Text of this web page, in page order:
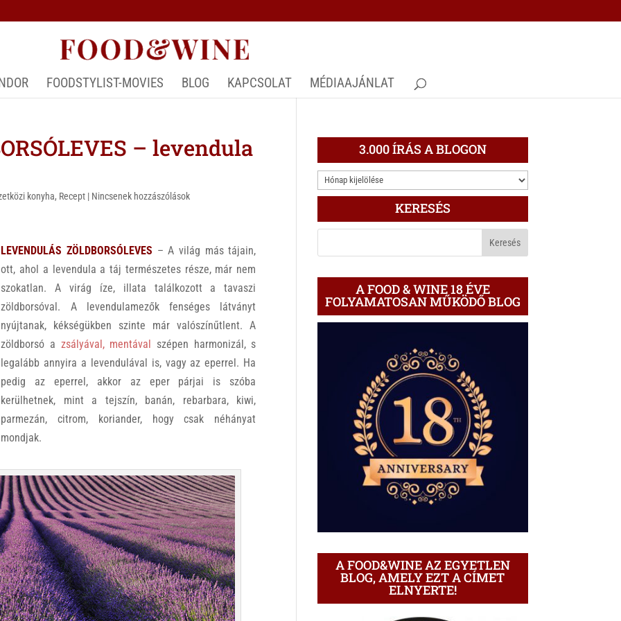
FOODSTYLIST-MOVIES BLOG KAPCSOLAT MÉDIAAJÁNLAT
– levendula
konyha, Recept | Nincsenek hozzászólások
LEVENDULÁS ZÖLDBORSÓLEVES – A világ más tájain,
ott, ahol a levendula a táj természetes része, már nem
szokatlan. A virág íze, illata találkozott a tavaszi
zöldborsóval. A levendulamezők fenséges látványt
nyújtanak, kékségükben szinte már valószínűtlent. A
zöldborsó a zsályával, mentával szépen harmonizál, s
legalább annyira a levendulával is, vagy az eperrel. Ha
pedig az eperrel, akkor az eper párjai is szóba
kerülhetnek, mint a tejszín, banán, rebarbara, kiwi,
parmezán, citrom, koriander, hogy csak néhányat
mondjak.
3.000 ÍRÁS A BLOGON
3.000
ÍRÁS
BLOGON
KERESÉS
A FOOD & WINE 18 ÉVE
FOLYAMATOSAN MŰKÖDŐ BLOG
A FOOD&WINE AZ EGYETLEN
BLOG, AMELY EZT A CÍMET
ELNYERTE!